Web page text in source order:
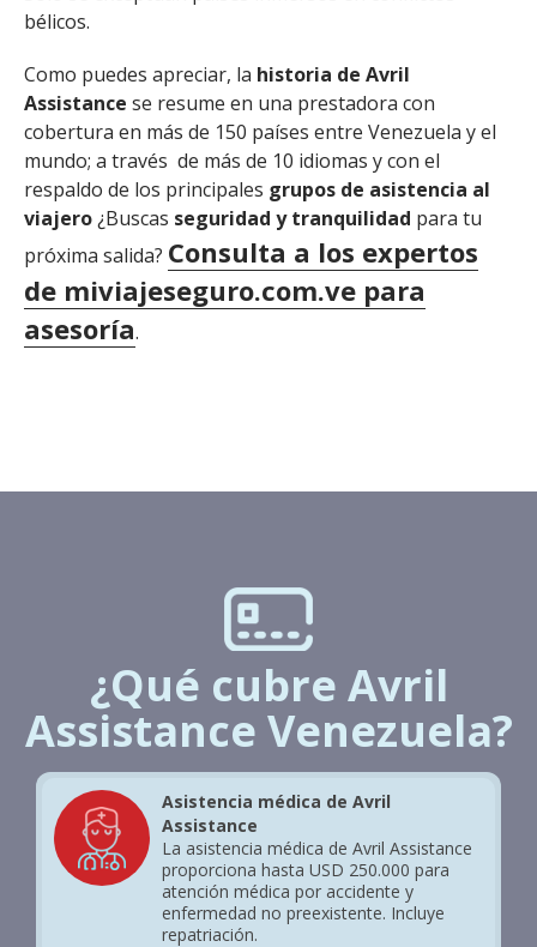
bélicos.
Como puedes apreciar, la historia de Avril
Assistance se resume en una prestadora con
cobertura en más de 150 países entre Venezuela y el
mundo; a través de más de 10 idiomas y con el
respaldo de los principales grupos de asistencia al
viajero¿Buscas seguridad y tranquilidad para tu
próxima salida? Consulta a los expertos
de miviajeseguro.com.ve para
asesoría.
¿Qué cubre Avril
Assistance Venezuela?
Asistencia médica de Avril
Assistance
La asistencia médica de Avril Assistance
proporciona hasta USD 250.000 para
atención médica por accidente y
enfermedad no preexistente. Incluye
repatriación.